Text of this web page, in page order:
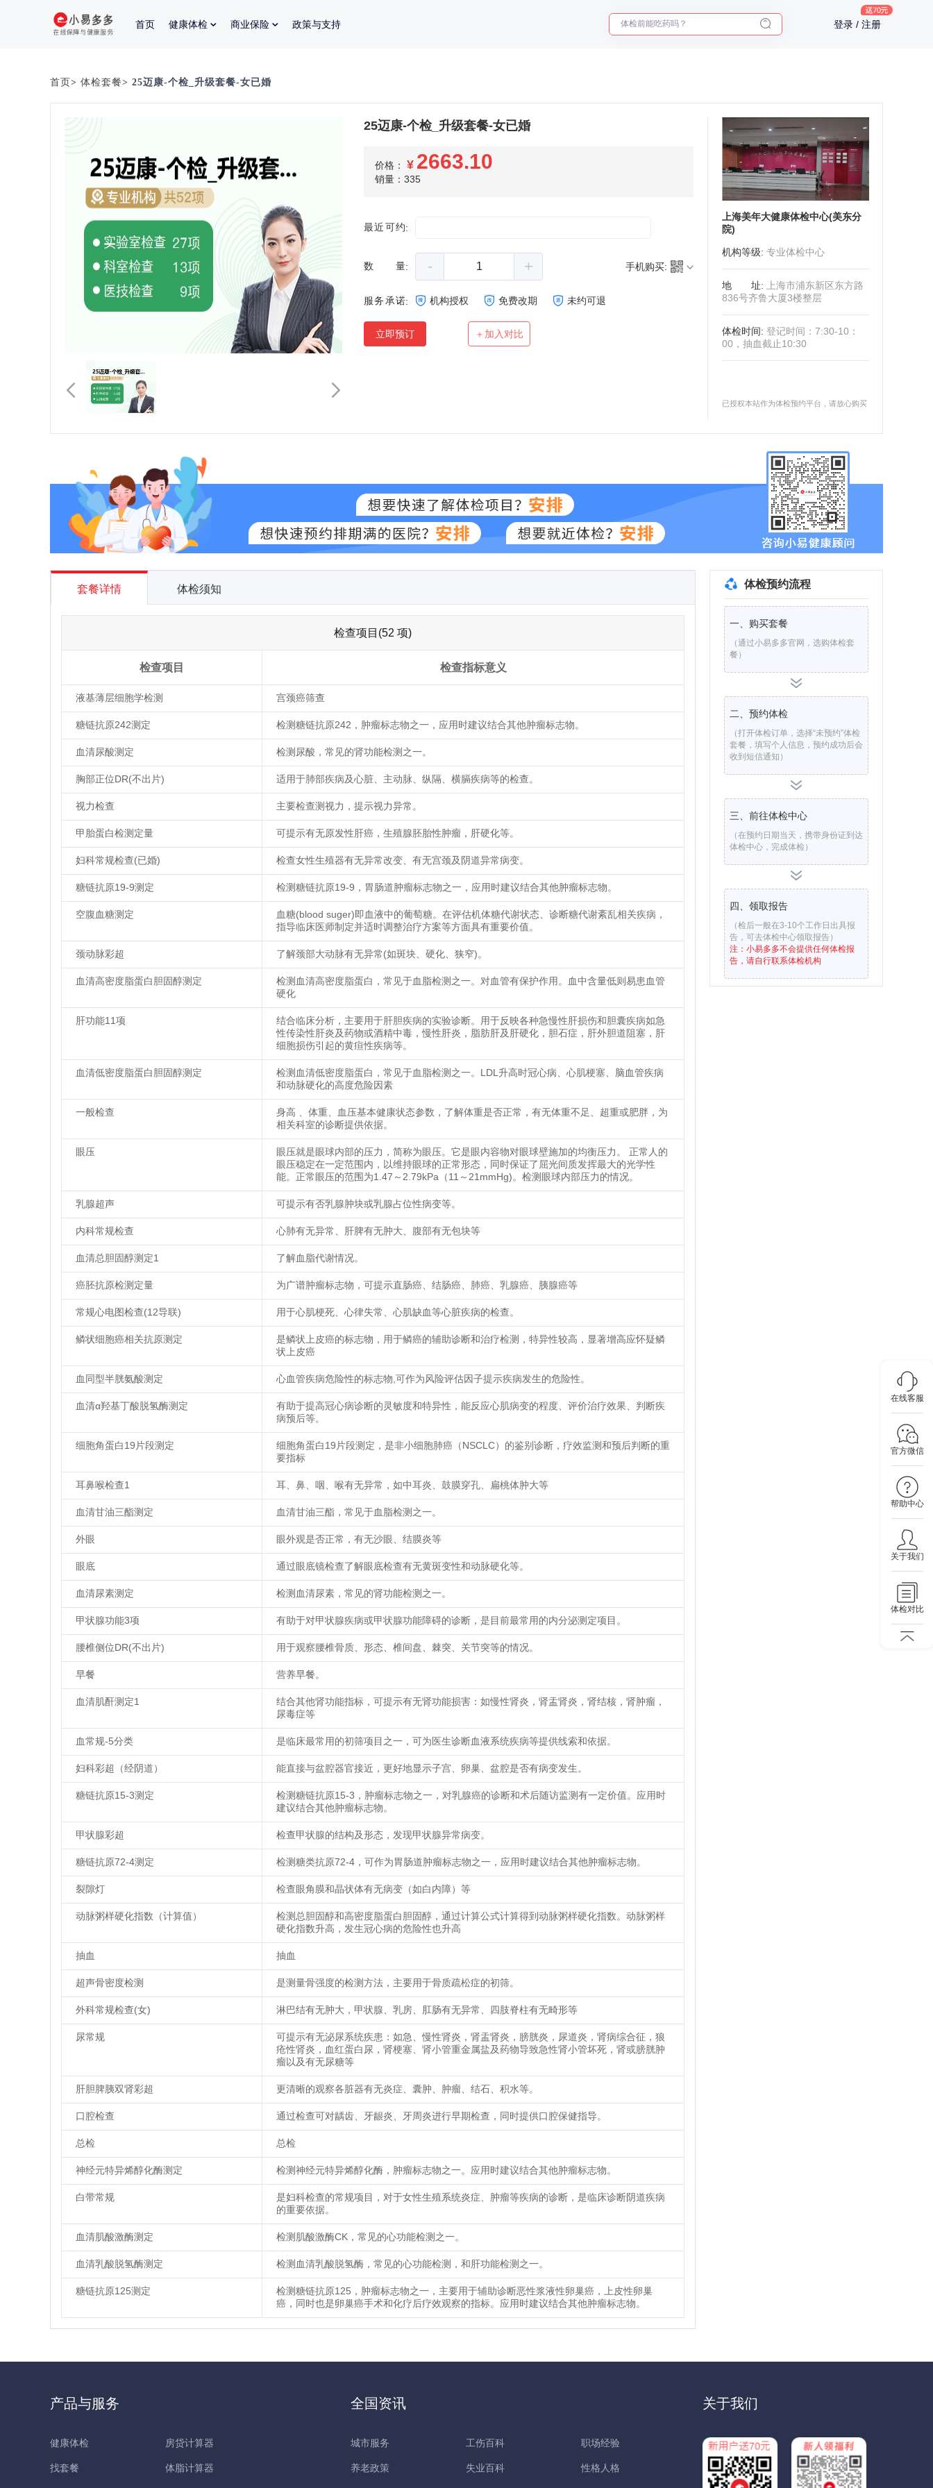
首页 健康体检 商业保险 政策与支持 十大理由告诉你为什么要买保险 登录 / 注册
在线客服
官方微信
帮助中心
关于我们
体检对比
首页> 体检套餐> 25迈康-个检_升级套餐-女已婚
25迈康-个检_升级套餐-女已婚
价格： ¥ 2663.10
销量：335
最近可约:
数量: - + 手机购买:
服务承诺: 机构授权 免费改期 未约可退
立即预订 ＋加入对比
上海美年大健康体检中心(美东分
院)
机构等级: 专业体检中心
地址:
上海市浦东新区东方路
836号齐鲁大厦3楼整层
体检时间: 登记时间：7:30-10：
00，抽血截止10:30
已授权本站作为体检预约平台，请放心购买
套餐详情 体检须知
检查项目(52 项)
检查项目 检查指标意义
液基薄层细胞学检测 宫颈癌筛查
糖链抗原242测定 检测糖链抗原242，肿瘤标志物之一，应用时建议结合其他肿瘤标志物。
血清尿酸测定 检测尿酸，常见的肾功能检测之一。
胸部正位DR(不出片) 适用于肺部疾病及心脏、主动脉、纵隔、横膈疾病等的检查。
视力检查 主要检查测视力，提示视力异常。
甲胎蛋白检测定量 可提示有无原发性肝癌，生殖腺胚胎性肿瘤，肝硬化等。
妇科常规检查(已婚) 检查女性生殖器有无异常改变、有无宫颈及阴道异常病变。
糖链抗原19-9测定 检测糖链抗原19-9，胃肠道肿瘤标志物之一，应用时建议结合其他肿瘤标志物。
空腹血糖测定
血糖(blood suger)即血液中的葡萄糖。在评估机体糖代谢状态、诊断糖代谢紊乱相关疾病，
指导临床医师制定并适时调整治疗方案等方面具有重要价值。
颈动脉彩超 了解颈部大动脉有无异常(如斑块、硬化、狭窄)。
血清高密度脂蛋白胆固醇测定
检测血清高密度脂蛋白，常见于血脂检测之一。对血管有保护作用。血中含量低则易患血管
硬化
肝功能11项
结合临床分析，主要用于肝胆疾病的实验诊断。用于反映各种急慢性肝损伤和胆囊疾病如急
性传染性肝炎及药物或酒精中毒，慢性肝炎，脂肪肝及肝硬化，胆石症，肝外胆道阻塞，肝
细胞损伤引起的黄疸性疾病等。
血清低密度脂蛋白胆固醇测定
检测血清低密度脂蛋白，常见于血脂检测之一。LDL升高时冠心病、心肌梗塞、脑血管疾病
和动脉硬化的高度危险因素
一般检查
身高 、体重、血压基本健康状态参数，了解体重是否正常，有无体重不足、超重或肥胖，为
相关科室的诊断提供依据。
眼压
眼压就是眼球内部的压力，简称为眼压。它是眼内容物对眼球壁施加的均衡压力。 正常人的
眼压稳定在一定范围内，以维持眼球的正常形态，同时保证了屈光间质发挥最大的光学性
能。正常眼压的范围为1.47～2.79kPa（11～21mmHg)。检测眼球内部压力的情况。
乳腺超声 可提示有否乳腺肿块或乳腺占位性病变等。
内科常规检查 心肺有无异常、肝脾有无肿大、腹部有无包块等
血清总胆固醇测定1 了解血脂代谢情况。
癌胚抗原检测定量 为广谱肿瘤标志物，可提示直肠癌、结肠癌、肺癌、乳腺癌、胰腺癌等
常规心电图检查(12导联) 用于心肌梗死、心律失常、心肌缺血等心脏疾病的检查。
鳞状细胞癌相关抗原测定
是鳞状上皮癌的标志物，用于鳞癌的辅助诊断和治疗检测，特异性较高，显著增高应怀疑鳞
状上皮癌
血同型半胱氨酸测定 心血管疾病危险性的标志物,可作为风险评估因子提示疾病发生的危险性。
血清α羟基丁酸脱氢酶测定
有助于提高冠心病诊断的灵敏度和特异性，能反应心肌病变的程度、评价治疗效果、判断疾
病预后等。
细胞角蛋白19片段测定
细胞角蛋白19片段测定，是非小细胞肺癌（NSCLC）的鉴别诊断，疗效监测和预后判断的重
要指标
耳鼻喉检查1 耳、鼻、咽、喉有无异常，如中耳炎、鼓膜穿孔、扁桃体肿大等
血清甘油三酯测定 血清甘油三酯，常见于血脂检测之一。
外眼 眼外观是否正常，有无沙眼、结膜炎等
眼底 通过眼底镜检查了解眼底检查有无黄斑变性和动脉硬化等。
血清尿素测定 检测血清尿素，常见的肾功能检测之一。
甲状腺功能3项 有助于对甲状腺疾病或甲状腺功能障碍的诊断，是目前最常用的内分泌测定项目。
腰椎侧位DR(不出片) 用于观察腰椎骨质、形态、椎间盘、棘突、关节突等的情况。
早餐 营养早餐。
血清肌酐测定1
结合其他肾功能指标，可提示有无肾功能损害：如慢性肾炎，肾盂肾炎，肾结核，肾肿瘤，
尿毒症等
血常规-5分类 是临床最常用的初筛项目之一，可为医生诊断血液系统疾病等提供线索和依据。
妇科彩超（经阴道） 能直接与盆腔器官接近，更好地显示子宫、卵巢、盆腔是否有病变发生。
糖链抗原15-3测定
检测糖链抗原15-3，肿瘤标志物之一，对乳腺癌的诊断和术后随访监测有一定价值。应用时
建议结合其他肿瘤标志物。
甲状腺彩超 检查甲状腺的结构及形态，发现甲状腺异常病变。
糖链抗原72-4测定 检测糖类抗原72-4，可作为胃肠道肿瘤标志物之一，应用时建议结合其他肿瘤标志物。
裂隙灯 检查眼角膜和晶状体有无病变（如白内障）等
动脉粥样硬化指数（计算值）
检测总胆固醇和高密度脂蛋白胆固醇，通过计算公式计算得到动脉粥样硬化指数。动脉粥样
硬化指数升高，发生冠心病的危险性也升高
抽血 抽血
超声骨密度检测 是测量骨强度的检测方法，主要用于骨质疏松症的初筛。
外科常规检查(女) 淋巴结有无肿大，甲状腺、乳房、肛肠有无异常、四肢脊柱有无畸形等
尿常规
可提示有无泌尿系统疾患：如急、慢性肾炎，肾盂肾炎，膀胱炎，尿道炎，肾病综合征，狼
疮性肾炎，血红蛋白尿，肾梗塞、肾小管重金属盐及药物导致急性肾小管坏死，肾或膀胱肿
瘤以及有无尿糖等
肝胆脾胰双肾彩超 更清晰的观察各脏器有无炎症、囊肿、肿瘤、结石、积水等。
口腔检查 通过检查可对龋齿、牙龈炎、牙周炎进行早期检查，同时提供口腔保健指导。
总检 总检
神经元特异烯醇化酶测定 检测神经元特异烯醇化酶，肿瘤标志物之一。应用时建议结合其他肿瘤标志物。
白带常规
是妇科检查的常规项目，对于女性生殖系统炎症、肿瘤等疾病的诊断，是临床诊断阴道疾病
的重要依据。
血清肌酸激酶测定 检测肌酸激酶CK，常见的心功能检测之一。
血清乳酸脱氢酶测定 检测血清乳酸脱氢酶，常见的心功能检测，和肝功能检测之一。
糖链抗原125测定
检测糖链抗原125，肿瘤标志物之一，主要用于辅助诊断恶性浆液性卵巢癌，上皮性卵巢
癌，同时也是卵巢癌手术和化疗后疗效观察的指标。应用时建议结合其他肿瘤标志物。
体检预约流程
一、购买套餐
（通过小易多多官网，选购体检套
餐）
二、预约体检
（打开体检订单，选择“未预约”体检
套餐，填写个人信息，预约成功后会
收到短信通知）
三、前往体检中心
（在预约日期当天，携带身份证到达
体检中心，完成体检）
四、领取报告
（检后一般在3-10个工作日出具报
告，可去体检中心领取报告）
注：小易多多不会提供任何体检报
告，请自行联系体检机构
产品与服务
健康体检
找套餐
房贷计算器
体脂计算器
全国资讯
城市服务
养老政策
工伤百科
失业百科
职场经验
性格人格
关于我们